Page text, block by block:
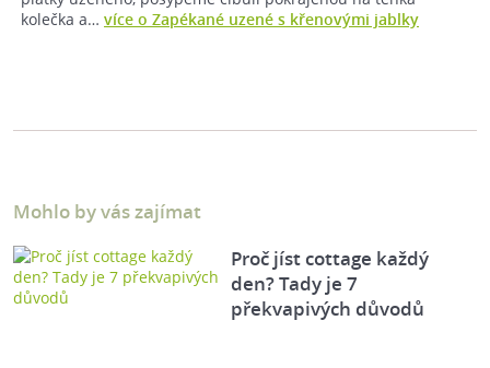
kolečka a… více o Zapékané uzené s křenovými jablky
Mohlo by vás zajímat
Proč jíst cottage každý
den? Tady je 7
překvapivých důvodů